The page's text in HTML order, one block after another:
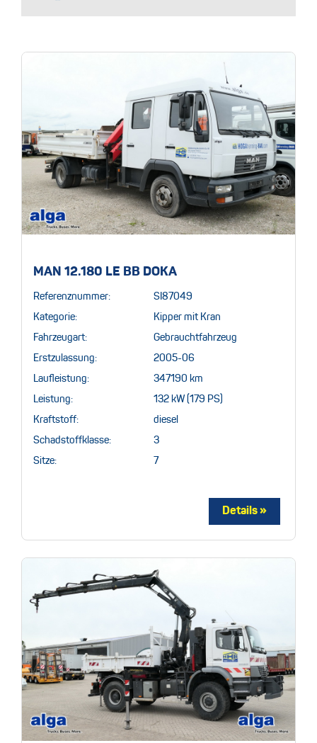
MAN 12.180 LE BB DOKA
Referenznummer: SI87049
Kategorie: Kipper mit Kran
Fahrzeugart: Gebrauchtfahrzeug
Erstzulassung: 2005-06
Laufleistung: 347190 km
Leistung: 132 kW (179 PS)
Kraftstoff: diesel
Schadstoffklasse: 3
Sitze: 7